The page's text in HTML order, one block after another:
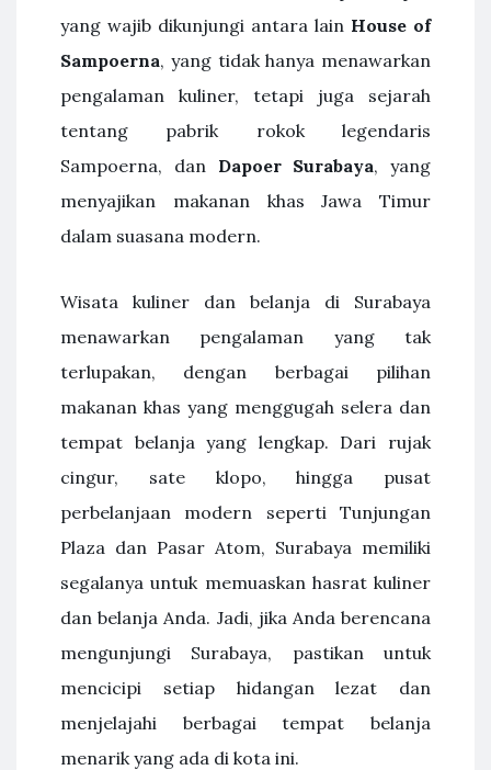
yang wajib dikunjungi antara lain House of
Sampoerna, yang tidak hanya menawarkan
pengalaman kuliner, tetapi juga sejarah
tentang pabrik rokok legendaris
Sampoerna, dan Dapoer Surabaya, yang
menyajikan makanan khas Jawa Timur
dalam suasana modern.
Wisata kuliner dan belanja di Surabaya
menawarkan pengalaman yang tak
terlupakan, dengan berbagai pilihan
makanan khas yang menggugah selera dan
tempat belanja yang lengkap. Dari rujak
cingur, sate klopo, hingga pusat
perbelanjaan modern seperti Tunjungan
Plaza dan Pasar Atom, Surabaya memiliki
segalanya untuk memuaskan hasrat kuliner
dan belanja Anda. Jadi, jika Anda berencana
mengunjungi Surabaya, pastikan untuk
mencicipi setiap hidangan lezat dan
menjelajahi berbagai tempat belanja
menarik yang ada di kota ini.